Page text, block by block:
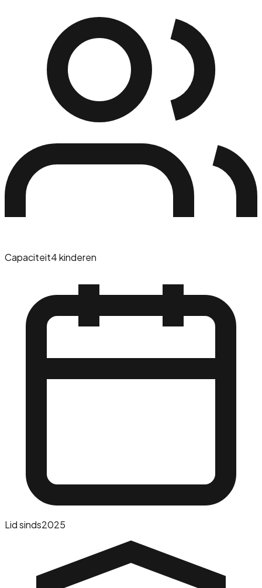
Capaciteit4 kinderen
Lid sinds2025